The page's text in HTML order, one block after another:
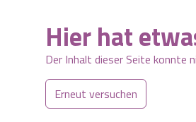
Hier hat
Der Inhalt dieser Seite konnte
Erneut versuchen